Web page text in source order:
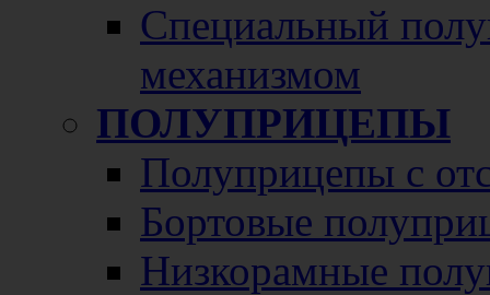
Специальный
механизмом
ПОЛУПРИЦЕПЫ
Полуприцепы с
Бортовые
Низкорамные